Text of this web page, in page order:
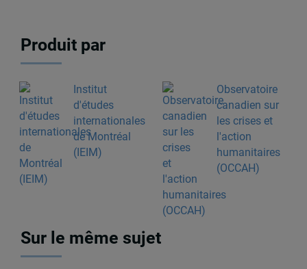
Produit par
Institut
d'études
internationales
de Montréal
(IEIM)
Observatoire
canadien sur
les crises et
l'action
humanitaires
(OCCAH)
Sur le même sujet